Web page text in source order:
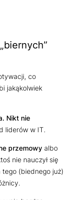
co
jakąkolwiek
Nikt nie
liderów w IT.
przemowy albo
nie nauczył się
(biednego już)